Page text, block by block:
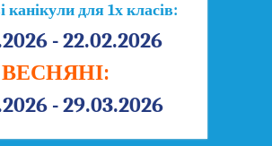
канікули для 1х класів:
- 22.02.2026
ВЕСНЯНІ:
- 29.03.2026